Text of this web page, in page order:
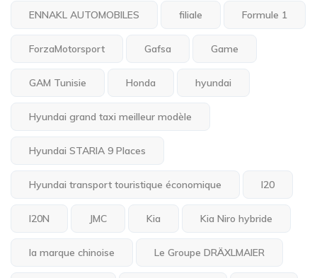
ENNAKL AUTOMOBILES filiale Formule 1
ForzaMotorsport Gafsa Game
GAM Tunisie Honda hyundai
Hyundai grand taxi meilleur modèle
Hyundai STARIA 9 Places
Hyundai transport touristique économique I20
I20N JMC Kia Kia Niro hybride
la marque chinoise Le Groupe DRÄXLMAIER